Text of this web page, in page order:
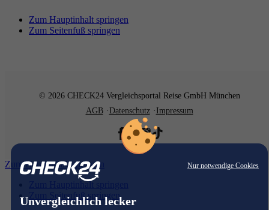
Nur notwendige Cookies
Unvergleichlich lecker
Zum Hauptinhalt springen
Zum Seitenfuß springen
© 2026 CHECK24 Vergleichsportal Reise GmbH München
AGB
Datenschutz Impressum
Zum Hauptinhalt springen
Zum Hauptinhalt springen
Zum Seitenfuß springen